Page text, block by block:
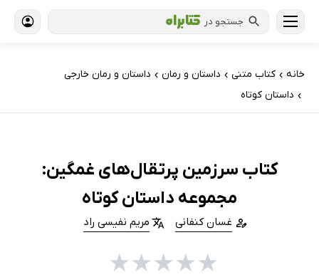
جستجو در
خانه › کتاب‌ متنی › داستان و رمان › داستان و رمان خارجی
› داستان کوتاه
کتاب سرزمین پرتقال‌های غمگین:
مجموعه داستان کوتاه
غسان کنفانی مریم نفیسی راد
★
★
★
★
★